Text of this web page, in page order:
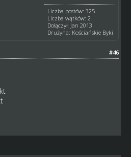
Liczba postów: 325
Liczba wątków: 2
Dołączył: Jan 2013
Drużyna: Kościańskie Byki
#46